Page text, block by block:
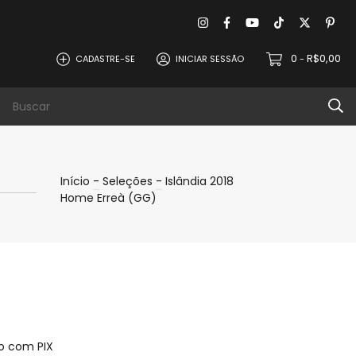
CADASTRE-SE INICIAR SESSÃO 0 - R$0,00
Início - Seleções - Islândia 2018
Home Erreà (GG)
com PIX